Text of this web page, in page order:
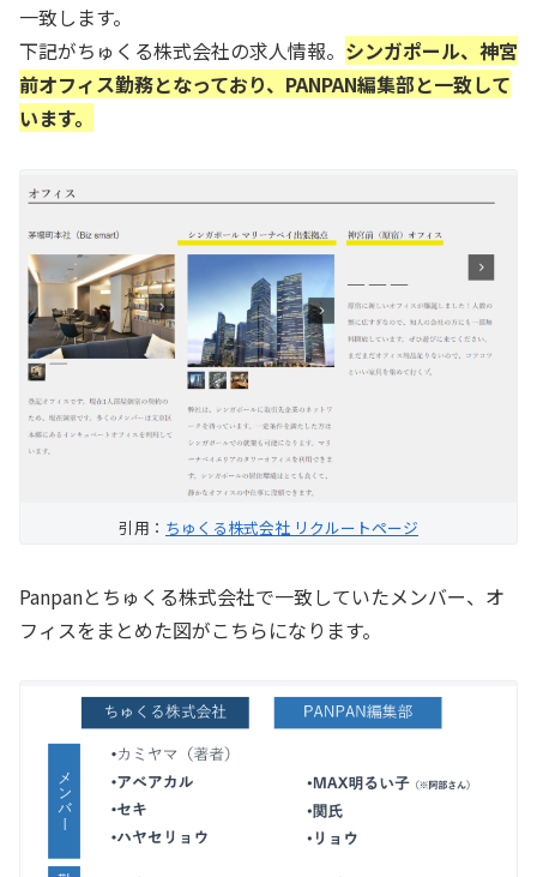
一致します。
下記がちゅくる株式会社の求人情報。 シンガポール、神宮
前オフィス勤務となっており、PANPAN編集部と一致して
います。
引用： ちゅくる株式会社 リクルートページ
Panpanとちゅくる株式会社で一致していたメンバー、オ
フィスをまとめた図がこちらになります。